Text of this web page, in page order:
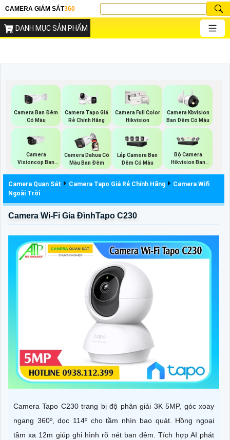
CAMERA GIÁM SÁT360
DANH MỤC SẢN PHẨM
Camera Ban Đêm
Có Màu
Camera Tapo Giá
Rẻ Chính Hãng
Camera Full Color
Hikvision
Camera Kbvision
Ban Đêm Có Màu
Camera
Visioncop Ban
Đêm Có Màu
Camera Dahua Có
Màu Ban Đêm
Lắp Camera Ban
Đêm Có Màu
Bộ Camera
Hikvision Ban
Đêm Có Màu
Camera Quan Sát Camera Tapo Giá Rẻ Chính Hãng
Camera Wifi
Ngoài Trời
Camera Wi-Fi Gia ĐìnhTapo C230
Camera Tapo C230 trang bị độ phân giải 3K 5MP, góc xoay
ngang 360º, dọc 114º cho tầm nhìn bao quát. Hồng ngoại
tầm xa 12m giúp ghi hình rõ nét ban đêm. Tích hợp AI phát